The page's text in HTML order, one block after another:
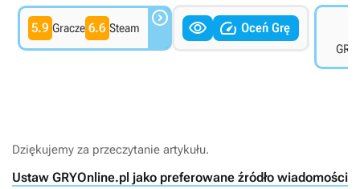
5.9 Gracze 6.6 Steam    Oceń Grę
Dziękujemy za przeczytanie artykułu.
Ustaw GRYOnline.pl jako preferowane źródło wiadomości